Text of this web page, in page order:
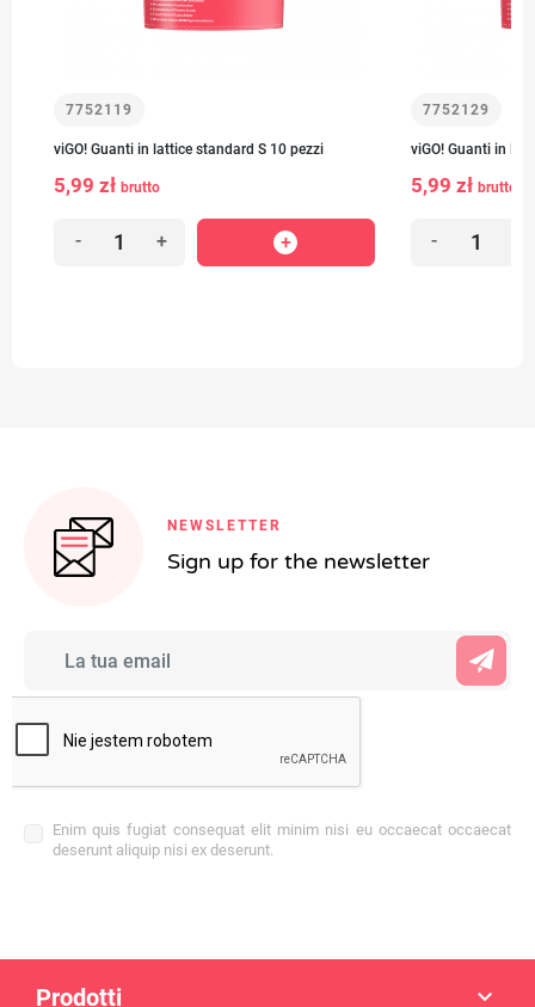
7752119
viGO! Guanti in lattice standard S 10 pezzi
5,99 zł brutto
- +
7752129
viGO! Guanti in
5,99 zł brutto
-
NEWSLETTER
Sign up for the newsletter
Enim quis fugiat consequat elit minim nisi eu occaecat occaecat
deserunt aliquip nisi ex deserunt.
Prodotti 